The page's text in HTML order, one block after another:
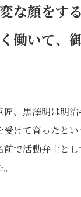
変な顔を
働いて、
、黒澤明は明
受けて育ったと
で活動弁士と